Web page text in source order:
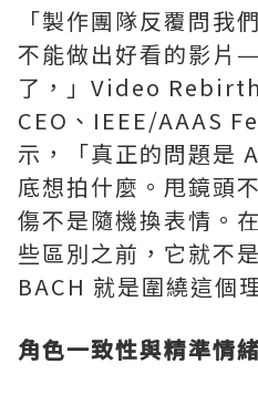
「製作團隊反覆問我
不能做出好看的影片
了，」Video
CEO、IEEE/AAAS
示，「真正的問題是
底想拍什麼。甩鏡頭
傷不是隨機換表情。
些區別之前，它就不
BACH 就是圍繞這個
角色一致性與精準情